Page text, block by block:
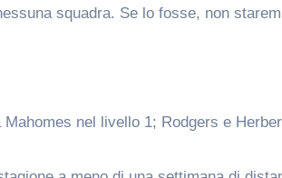
squadra. Se lo fosse, non
nel livello 1; Rodgers e